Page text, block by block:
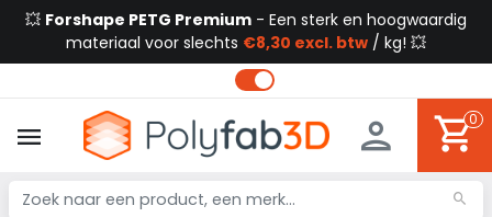
💥 Forshape PETG Premium - Een sterk en hoogwaardig
materiaal voor slechts €8,30 excl. btw / kg! 💥
0